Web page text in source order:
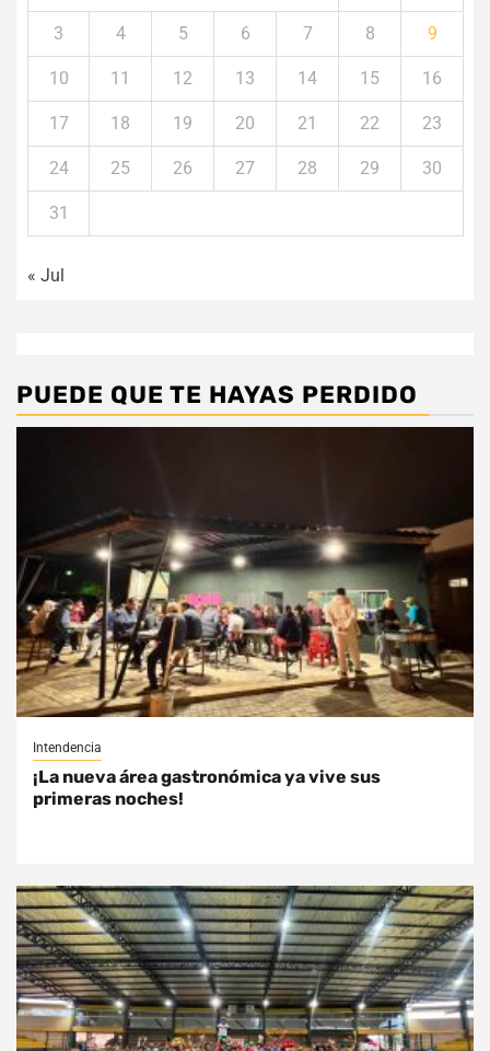
3 4 5 6 7 8 9
10 11 12 13 14 15 16
17 18 19 20 21 22 23
24 25 26 27 28 29 30
31
« Jul
PUEDE QUE TE HAYAS PERDIDO
Intendencia
¡La nueva área gastronómica ya vive sus
primeras noches!